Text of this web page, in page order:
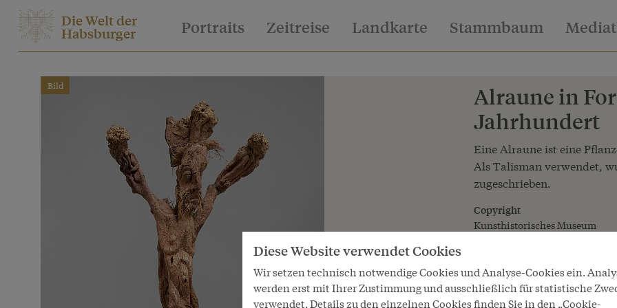
Die Welt der
Habsburger Portraits Zeitreise Landkarte Stammbaum
Bild
Alraune in
Jahrhundert
Eine Alraune ist eine
Als Talisman verwendet,
zugeschrieben.
Copyright
Kunsthistorisches Museum
Kunsthistorisches Museum Wien
Diese Website verwendet Cookies
Wir setzen technisch notwendige Cookies und Analyse-Cookies ein.
werden erst mit Ihrer Zustimmung und ausschließlich für statistische
verwendet. Details zu den einzelnen Cookies finden Sie in den „Cookie-